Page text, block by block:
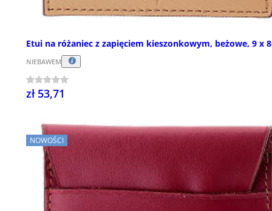
Etui na różaniec z zapięciem kieszonkowym, beżowe, 9 x
NIEBAWEM
zł 53,71
NOWOŚCI